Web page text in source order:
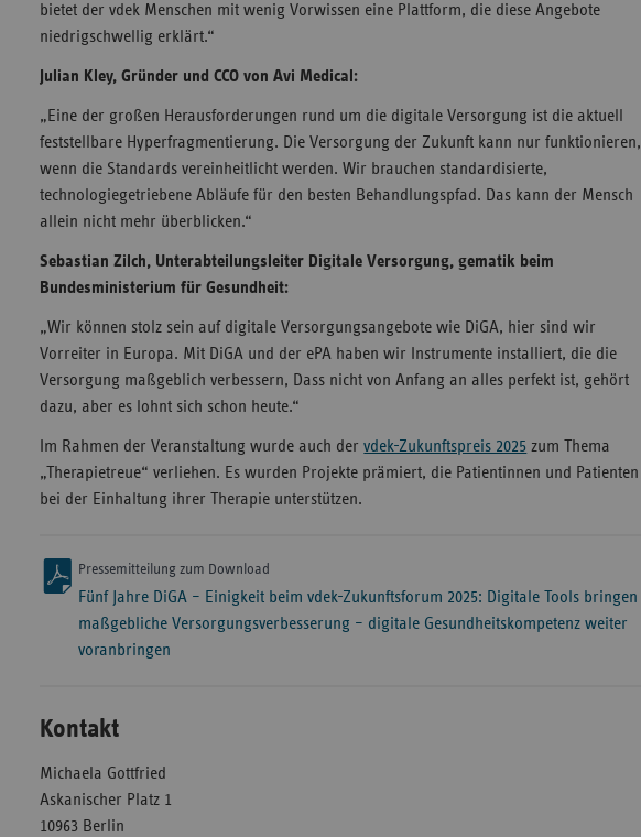
bietet der vdek Menschen mit wenig Vorwissen eine Plattform, die diese Angebote
niedrigschwellig erklärt.“
Julian Kley, Gründer und CCO von Avi Medical:
„Eine der großen Herausforderungen rund um die digitale Versorgung ist die aktuell
feststellbare Hyperfragmentierung. Die Versorgung der Zukunft kann nur funktionieren,
wenn die Standards vereinheitlicht werden. Wir brauchen standardisierte,
technologiegetriebene Abläufe für den besten Behandlungspfad. Das kann der Mensch
allein nicht mehr überblicken.“
Sebastian Zilch, Unterabteilungsleiter Digitale Versorgung, gematik beim
Bundesministerium für Gesundheit:
„Wir können stolz sein auf digitale Versorgungsangebote wie DiGA, hier sind wir
Vorreiter in Europa. Mit DiGA und der ePA haben wir Instrumente installiert, die die
Versorgung maßgeblich verbessern, Dass nicht von Anfang an alles perfekt ist, gehört
dazu, aber es lohnt sich schon heute.“
Im Rahmen der Veranstaltung wurde auch dervdek-Zukunftspreis 2025 zum Thema
„Therapietreue“ verliehen. Es wurden Projekte prämiert, die Patientinnen und Patienten
bei der Einhaltung ihrer Therapie unterstützen.
Pressemitteilung zum Download
Fünf Jahre DiGA – Einigkeit beim vdek-Zukunftsforum 2025: Digitale Tools bringen
maßgebliche Versorgungsverbesserung – digitale Gesundheitskompetenz weiter
voranbringen
Kontakt
Michaela Gottfried
Askanischer Platz 1
10963 Berlin